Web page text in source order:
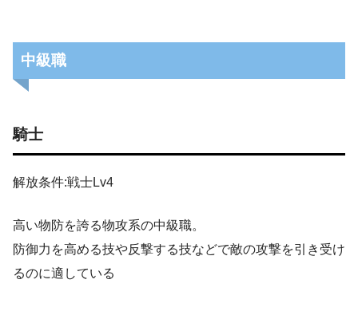
中級職
騎士
解放条件:戦士Lv4
高い物防を誇る物攻系の中級職。
防御力を高める技や反撃する技などで敵の攻撃を引き受け
るのに適している